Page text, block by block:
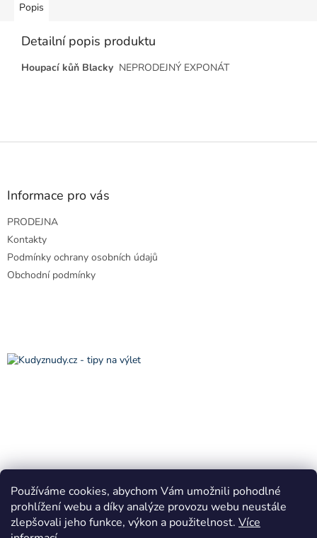
Používáme cookies, abychom Vám umožnili pohodlné
prohlížení webu a díky analýze provozu webu neustále
zlepšovali jeho funkce, výkon a použitelnost. Více
Popis
Detailní popis produktu
Houpací kůň Blacky NEPRODEJNÝ EXPONÁT
Z
Informace pro vás
PRODEJNA
Kontakty
Podmínky ochrany osobních údajů
Obchodní podmínky